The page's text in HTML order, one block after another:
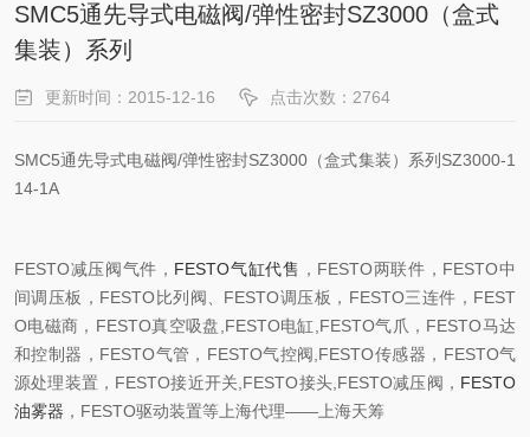
SMC5通先导式电磁阀/弹性密封SZ3000（盒式
集装）系列
更新时间：2015-12-16 点击次数：2764
SMC5通先导式电磁阀/弹性密封SZ3000（盒式集装）系列SZ3000-1
14-1A
FESTO减压阀气件， FESTO气缸代售 ，FESTO两联件，FESTO中
间调压板，FESTO比列阀、FESTO调压板，FESTO三连件，FEST
O电磁商，FESTO真空吸盘,FESTO电缸,FESTO气爪，FESTO马达
和控制器，FESTO气管，FESTO气控阀,FESTO传感器，FESTO气
源处理装置，FESTO接近开关,FESTO接头,FESTO减压阀， FESTO
油雾器 ，FESTO驱动装置等上海代理——上海天筹